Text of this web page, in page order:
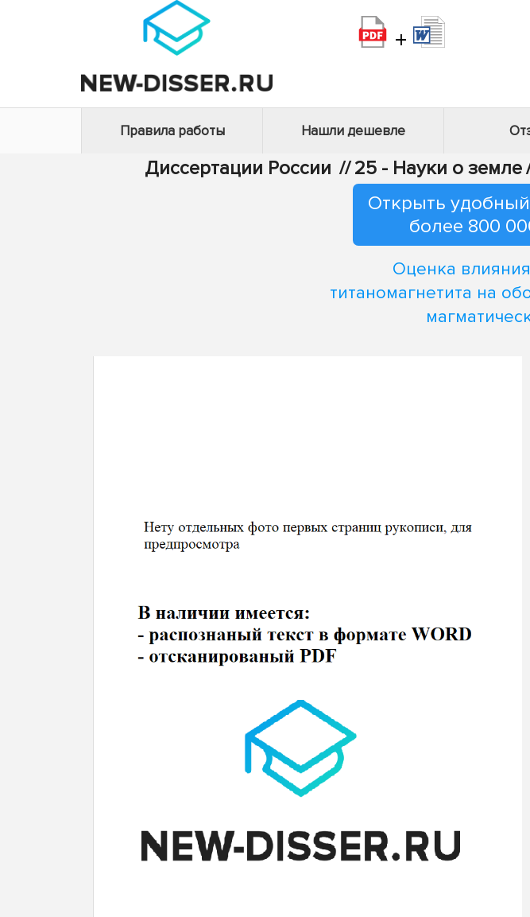
+
Правила работы Нашли дешевле
Диссертации России // 25 - Науки о земле
Открыть
более 800
Оценка
титаномагнетита на